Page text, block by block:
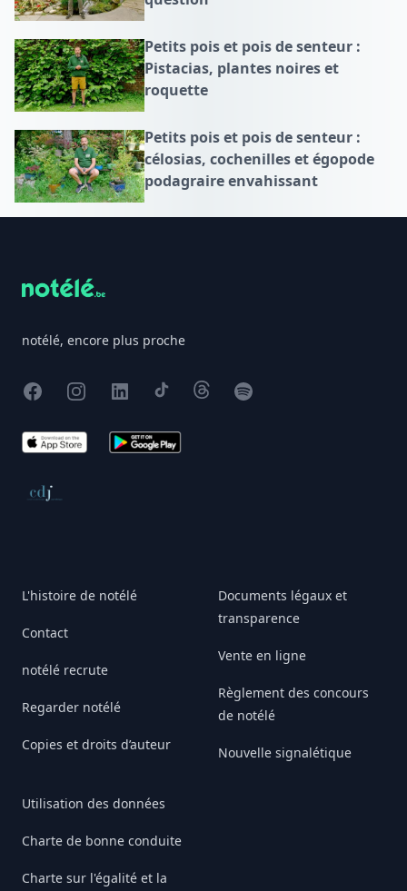
Petits pois et pois de senteur :
Pistacias, plantes noires et
roquette
Petits pois et pois de senteur :
célosias, cochenilles et égopode
podagraire envahissant
notélé, encore plus proche
FacebookInstagram
X TikTokThreadsSpotify
App Store Google Play
Conseil de déontologie journalistique
L'histoire de notélé
Contact
notélé recrute
Regarder notélé
Copies et droits d’auteur
Utilisation des données
Charte de bonne conduite
Charte sur l'égalité et la
Documents légaux et
transparence
Vente en ligne
Règlement des concours
de notélé
Nouvelle signalétique